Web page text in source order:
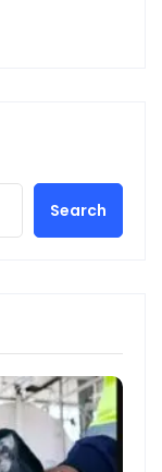
Search